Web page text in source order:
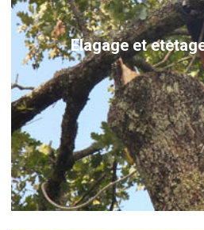
Elagage et